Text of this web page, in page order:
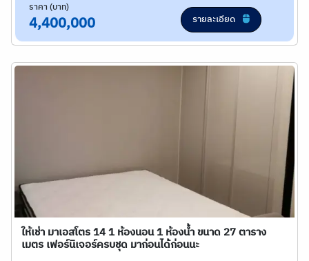
ราคา (บาท)
4,400,000 รายละเอียด
ให้เช่า มาเอสโตร 14 1 ห้องนอน 1 ห้องน้ำ ขนาด 27 ตาราง
เมตร เฟอร์นิเจอร์ครบชุด มาก่อนได้ก่อนนะ